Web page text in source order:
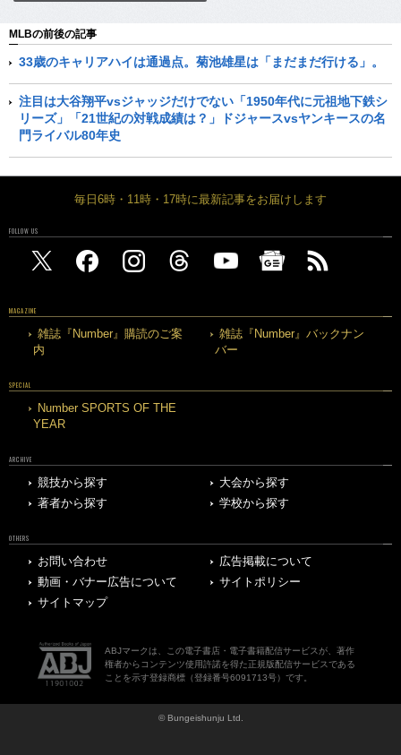
MLBの前後の記事
33歳のキャリアハイは通過点。菊池雄星は「まだまだ行ける」。
注目は大谷翔平vsジャッジだけでない「1950年代に元祖地下鉄シ
リーズ」「21世紀の対戦成績は？」ドジャースvsヤンキースの名
門ライバル80年史
毎日6時・11時・17時に最新記事をお届けします
FOLLOW US
MAGAZINE
雑誌『Number』購読のご案
内
雑誌『Number』バックナン
バー
SPECIAL
Number SPORTS OF THE
YEAR
ARCHIVE
競技から探す
大会から探す
著者から探す
学校から探す
OTHERS
お問い合わせ
広告掲載について
動画・バナー広告について
サイトポリシー
サイトマップ
ABJマークは、この電子書店・電子書籍配信サービスが、著作
権者からコンテンツ使用許諾を得た正規版配信サービスである
ことを示す登録商標（登録番号6091713号）です。
© Bungeishunju Ltd.